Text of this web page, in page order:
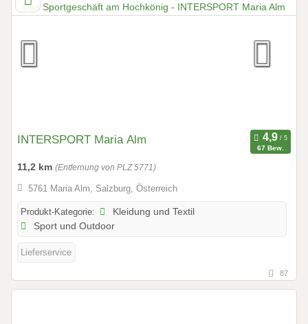
INTERSPORT Maria Alm
67 Bew.
11,2 km (Entfernung von PLZ 5771)
5761 Maria Alm, Salzburg, Österreich
Produkt-Kategorie:
Kleidung und Textil
Sport und Outdoor
Lieferservice
87